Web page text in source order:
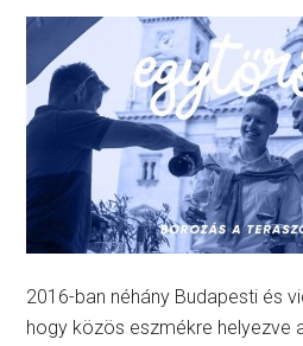
2016-ban néhány Budapesti és
hogy közös eszmékre helyezve